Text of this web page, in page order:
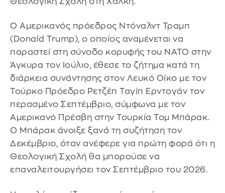
Ο Αμερικανός πρόεδρος Ντόναλντ Τραμπ
(Donald Trump), ο οποίος αναμένεται να
παραστεί στη σύνοδο κορυφής του ΝΑΤΟ στην
Άγκυρα τον Ιούλιο, έθεσε το ζήτημα κατά τη
διάρκεια συνάντησης στον Λευκό Οίκο με τον
Τούρκο Πρόεδρο Ρετζέπ Ταγίπ Ερντογάν τον
περασμένο Σεπτέμβριο, σύμφωνα με τον
Αμερικανό Πρέσβη στην Τουρκία Τομ Μπάρακ.
Ο Μπάρακ άνοιξε ξανά τη συζήτηση τον
Δεκέμβριο, όταν ανέφερε για πρώτη φορά ότι η
Θεολογική Σχολή θα μπορούσε να
επαναλειτουργήσει τον Σεπτέμβριο του 2026.